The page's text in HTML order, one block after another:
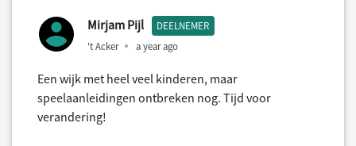
Mirjam Pijl DEELNEMER
't Acker a year ago
Een wijk met heel veel kinderen, maar
speelaanleidingen ontbreken nog. Tijd voor
verandering!